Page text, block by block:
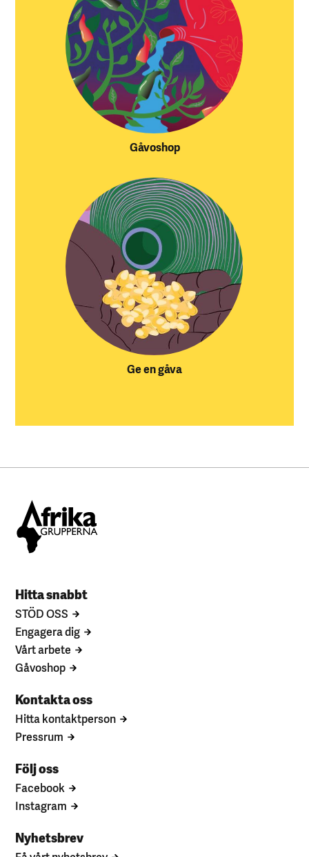
Ge en gåva
Gåvoshop
Hitta snabbt
STÖD OSS
Engagera dig
Vårt arbete
Gåvoshop
Kontakta oss
Hitta kontaktperson
Pressrum
Följ oss
Facebook
Instagram
Nyhetsbrev